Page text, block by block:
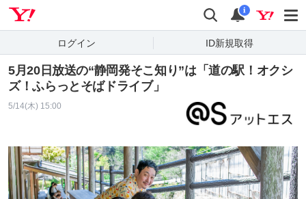
検索 通知
i
ログイン ID新規取得
5月20日放送の“静岡発そこ知り”は「道の駅！オクシ
ズ！ふらっとそばドライブ」
5/14(木) 15:00